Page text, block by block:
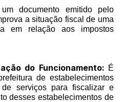
documento emitido pelo
a situação fiscal de uma
em relação aos impostos
do Funcionamento: É
de estabelecimentos
serviços para fiscalizar e
desses estabelecimentos de